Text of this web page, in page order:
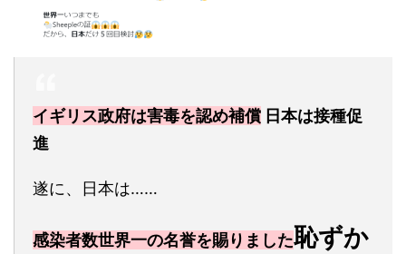
イギリス政府は害毒を認め補償 日本は接種促
進
遂に、日本は……
感染者数世界一の名誉を賜りました恥ずか